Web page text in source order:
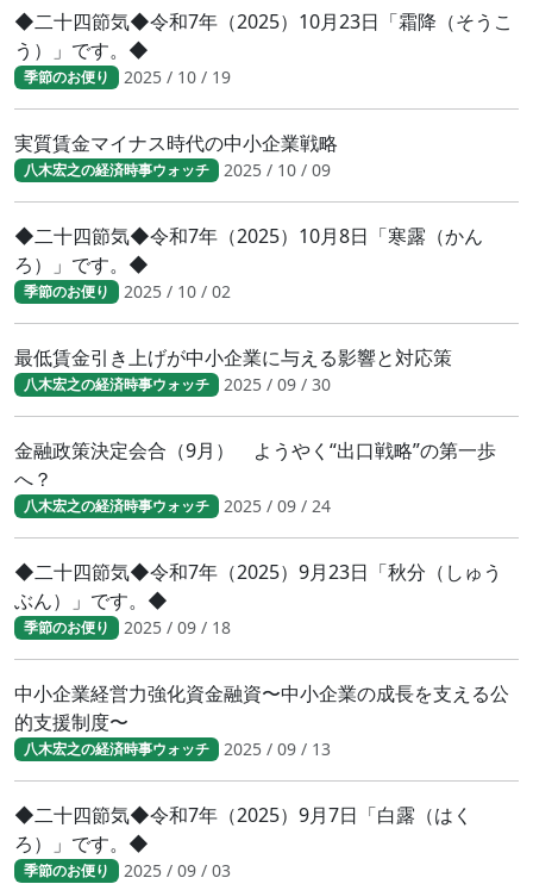
◆二十四節気◆令和7年（2025）10月23日「霜降（そうこ
う）」です。◆
季節のお便り 2025 / 10 / 19
実質賃金マイナス時代の中小企業戦略
八木宏之の経済時事ウォッチ 2025 / 10 / 09
◆二十四節気◆令和7年（2025）10月8日「寒露（かん
ろ）」です。◆
季節のお便り 2025 / 10 / 02
最低賃金引き上げが中小企業に与える影響と対応策
八木宏之の経済時事ウォッチ 2025 / 09 / 30
金融政策決定会合（9月） ようやく“出口戦略”の第一歩
へ？
八木宏之の経済時事ウォッチ 2025 / 09 / 24
◆二十四節気◆令和7年（2025）9月23日「秋分（しゅう
ぶん）」です。◆
季節のお便り 2025 / 09 / 18
中小企業経営力強化資金融資〜中小企業の成長を支える公
的支援制度〜
八木宏之の経済時事ウォッチ 2025 / 09 / 13
◆二十四節気◆令和7年（2025）9月7日「白露（はく
ろ）」です。◆
季節のお便り 2025 / 09 / 03